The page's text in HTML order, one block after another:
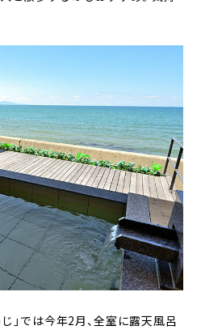
」では今年2月、全室に露天風呂